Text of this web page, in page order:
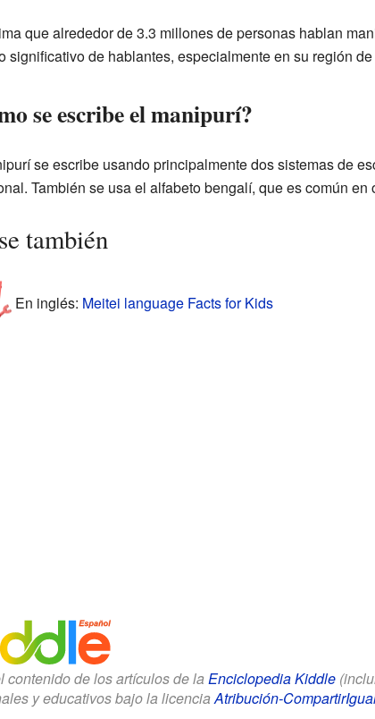
que alrededor de 3.3 millones de personas hablan
significativo de hablantes, especialmente en su región
se escribe el manipurí?
se escribe usando principalmente dos sistemas de
También se usa el alfabeto bengalí, que es común en
también
En inglés: Meitei language Facts for Kids
contenido de los artículos de la Enciclopedia Kiddle
y educativos bajo la licenciaAtribución-